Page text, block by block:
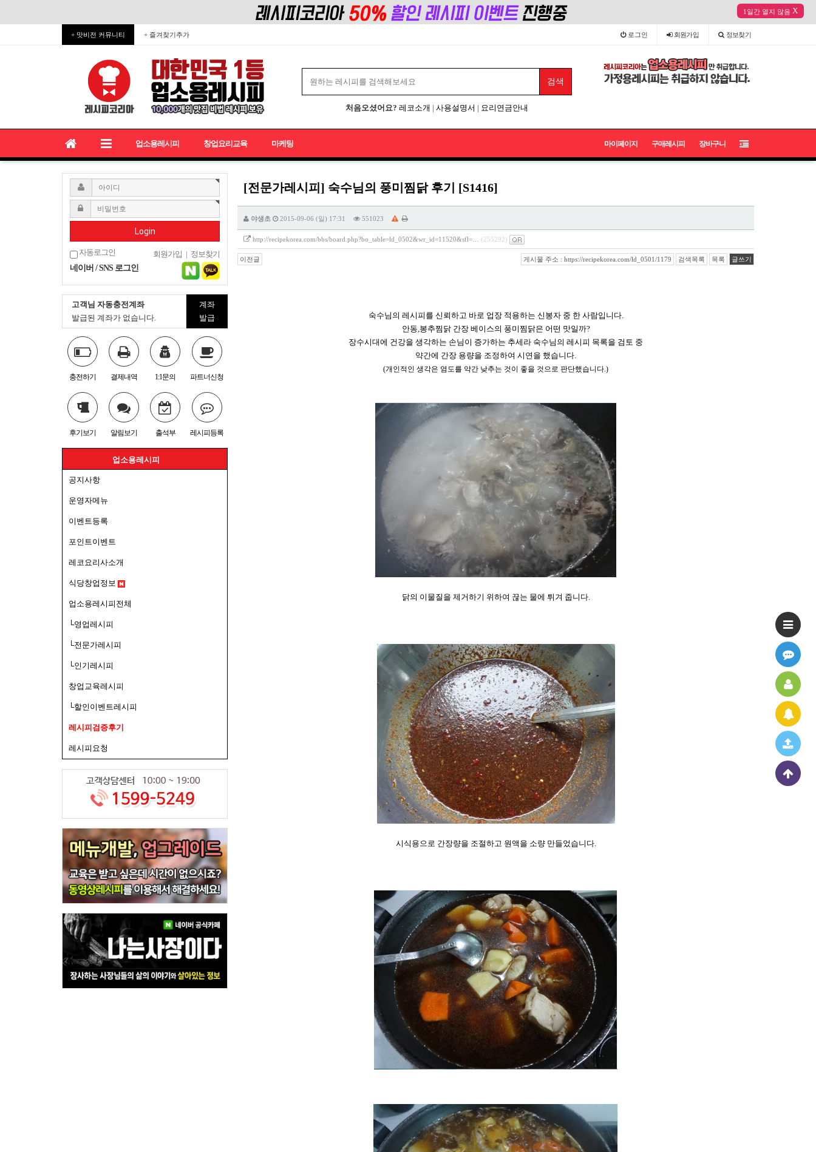
1일간 열지 않음 X
+ 맛비전 커뮤니티 + 즐겨찾기추가 로그인 회원가입 정보찾기
처음오셨어요? 레코소개 | 사용설명서 | 요리연금안내
마이페이지 구매레시피 장바구니
업소용레시피 창업요리교육 마케팅
Login
자동로그인 회원가입 | 정보찾기
네이버 / SNS 로그인
고객님 자동충전계좌
발급된 계좌가 없습니다.
계좌
발급
충전하기 결제내역 1:1문의 파트너신청
후기보기 알림보기 출석부 레시피등록
업소용레시피
공지사항
운영자메뉴
이벤트등록
포인트이벤트
레코요리사소개
식당창업정보
업소용레시피전체
└영업레시피
└전문가레시피
└인기레시피
창업교육레시피
└할인이벤트레시피
레시피검증후기
레시피요청
[전문가레시피] 숙수님의 풍미찜닭 후기 [S1416]
야생초 2015-09-06 (일) 17:31 551023
http://recipekorea.com/bbs/board.php?bo_table=ld_0502&wr_id=11520&sfl=… (255292)
이전글 게시물 주소 : https://recipekorea.com/ld_0501/1179 검색목록 목록 글쓰기
숙수님의 레시피를 신뢰하고 바로 업장 적용하는 신봉자 중 한 사람입니다.
안동,봉추찜닭 간장 베이스의 풍미찜닭은 어떤 맛일까?
장수시대에 건강을 생각하는 손님이 증가하는 추세라 숙수님의 레시피 목록을 검토 중
약간에 간장 용량을 조정하여 시연을 했습니다.
(개인적인 생각은 염도를 약간 낮추는 것이 좋을 것으로 판단했습니다.)
닭의 이물질을 제거하기 위하여 끊는 물에 튀겨 줍니다.
시식용으로 간장량을 조절하고 원액을 소량 만들었습니다.